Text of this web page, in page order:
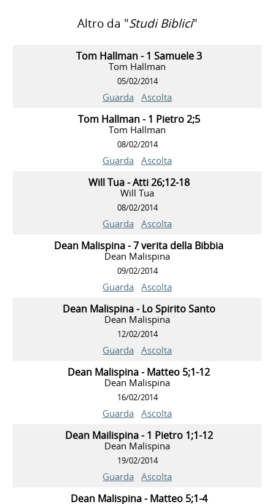
Altro da "Studi Biblici"
Tom Hallman - 1 Samuele 3
Tom Hallman
05/02/2014
Guarda Ascolta
Tom Hallman - 1 Pietro 2;5
Tom Hallman
08/02/2014
Guarda Ascolta
Will Tua - Atti 26;12-18
Will Tua
08/02/2014
Guarda Ascolta
Dean Malispina - 7 verita della Bibbia
Dean Malispina
09/02/2014
Guarda Ascolta
Dean Malispina - Lo Spirito Santo
Dean Malispina
12/02/2014
Guarda Ascolta
Dean Malispina - Matteo 5;1-12
Dean Malispina
16/02/2014
Guarda Ascolta
Dean Mailispina - 1 Pietro 1;1-12
Dean Malispina
19/02/2014
Guarda Ascolta
Dean Malispina - Matteo 5;1-4